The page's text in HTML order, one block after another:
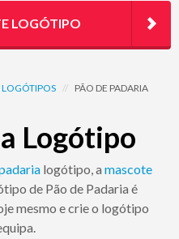
LOGÓTIPOS // PÃO DE PADARIA
Logótipo
logótipo, a mascote
de Pão de Padaria é
mesmo e crie o logótipo
LOGÓTIPO